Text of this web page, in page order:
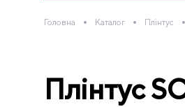
Головна • Каталог • Плінтус •
Плінтус